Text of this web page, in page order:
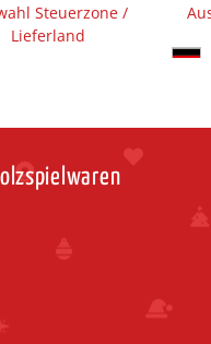
Steuerzone /
Lieferland